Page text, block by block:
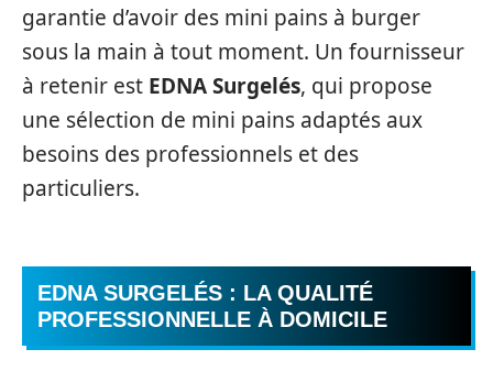
garantie d’avoir des mini pains à burger
sous la main à tout moment. Un fournisseur
à retenir est EDNA Surgelés, qui propose
une sélection de mini pains adaptés aux
besoins des professionnels et des
particuliers.
EDNA SURGELÉS : LA QUALITÉ
PROFESSIONNELLE À DOMICILE